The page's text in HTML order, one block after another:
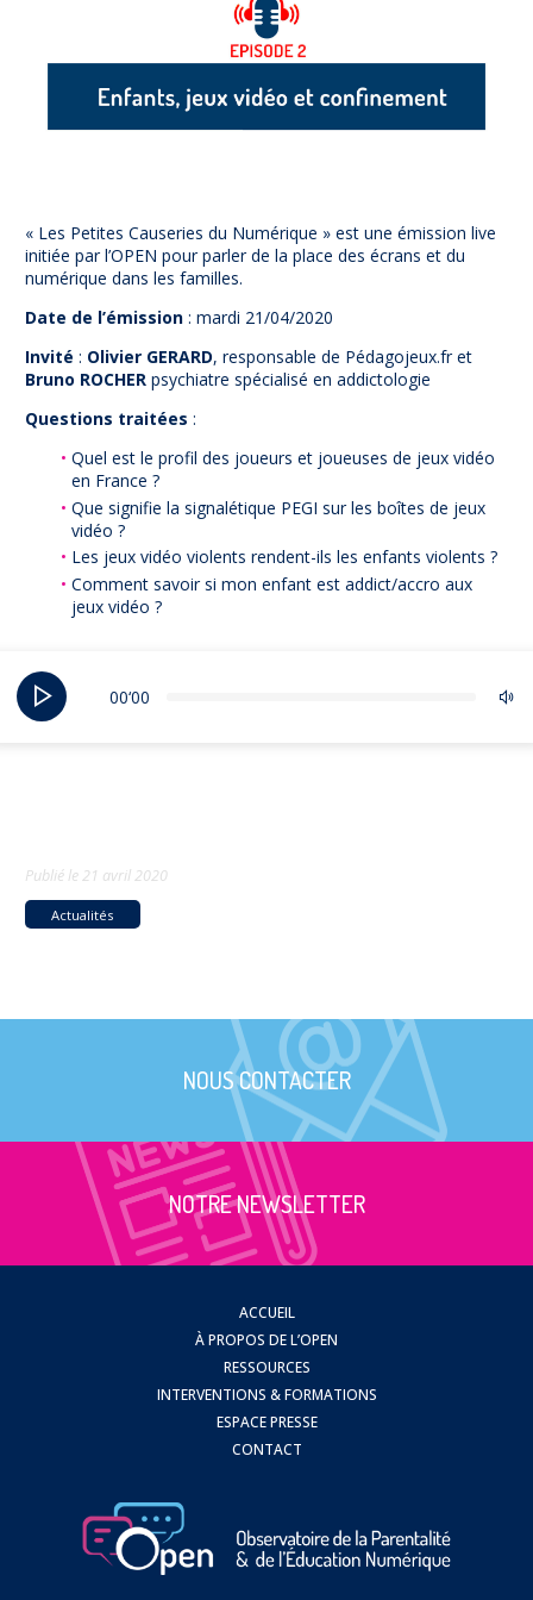
NUAJE : NUmérique et Appropriation par la Jeunesse
Parents Sentinelles des écrans
Pari Risqué : Prévenir l’addiction aux jeux d’argent en
Espace presse
« Les Petites Causeries du Numérique » est une émission live
initiée par l’OPEN pour parler de la place des écrans et du
numérique dans les familles.
Date de l’émission : mardi 21/04/2020
Invité : Olivier GERARD, responsable de Pédagojeux.fr et
Bruno ROCHER psychiatre spécialisé en addictologie
Questions traitées :
Quel est le profil des joueurs et joueuses de jeux vidéo
en France ?
Que signifie la signalétique PEGI sur les boîtes de jeux
vidéo ?
Les jeux vidéo violents rendent-ils les enfants violents ?
Comment savoir si mon enfant est addict/accro aux
jeux vidéo ?
00‘00
Publié le21 avril 2020
Actualités
NOUS CONTACTER
NOTRE NEWSLETTER
ACCUEIL
À PROPOS DE L’OPEN
RESSOURCES
INTERVENTIONS & FORMATIONS
ESPACE PRESSE
CONTACT